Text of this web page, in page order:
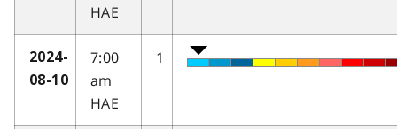
HAE
2024-
08-10
7:00
am
HAE
1